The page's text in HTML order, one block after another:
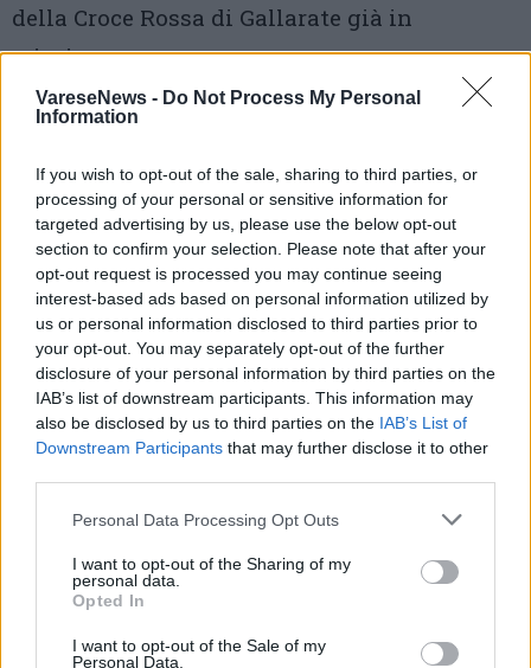
VareseNews - Do Not Process My Personal
Information
If you wish to opt-out of the sale, sharing to third parties, or
processing of your personal or sensitive information for
targeted advertising by us, please use the below opt-out
section to confirm your selection. Please note that after your
opt-out request is processed you may continue seeing
interest-based ads based on personal information utilized by
us or personal information disclosed to third parties prior to
your opt-out. You may separately opt-out of the further
disclosure of your personal information by third parties on the
IAB’s list of downstream participants. This information may
also be disclosed by us to third parties on the IAB’s List of
Downstream Participants that may further disclose it to other
Personal Data Processing Opt Outs
I want to opt-out of the Sharing of my
personal data.
Opted In
I want to opt-out of the Sale of my
Personal Data.
della Croce Rossa di Gallarate già in
missione
Leggi l'articolo:
Auto in fiamme in autostrada: traffico bloccato tra
Gallarate nord e Cavaria
ADV